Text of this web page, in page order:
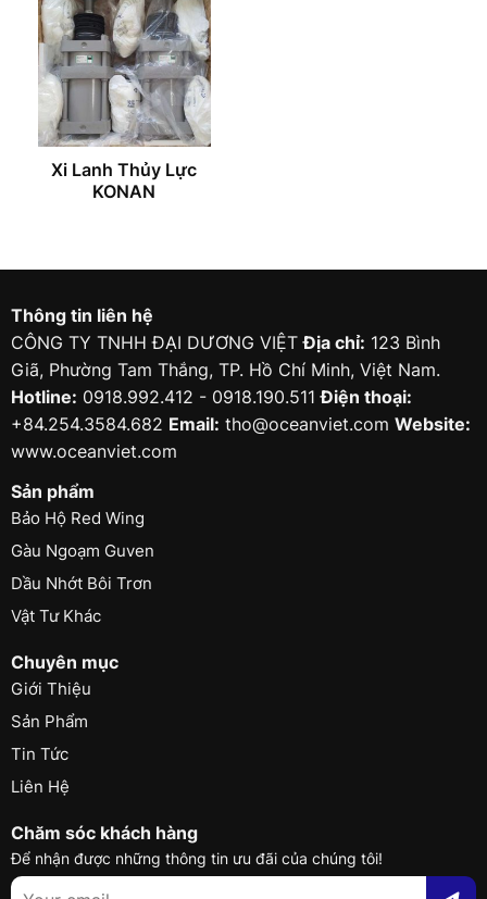
Xi Lanh Thủy Lực
KONAN
Thông tin liên hệ
CÔNG TY TNHH ĐẠI DƯƠNG VIỆTĐịa chỉ: 123 Bình
Giã, Phường Tam Thắng, TP. Hồ Chí Minh, Việt Nam.
Hotline: 0918.992.412 - 0918.190.511Điện thoại:
+84.254.3584.682 Email: tho@oceanviet.com Website:
www.oceanviet.com
Sản phẩm
Bảo Hộ Red Wing
Gàu Ngoạm Guven
Dầu Nhớt Bôi Trơn
Vật Tư Khác
Chuyên mục
Giới Thiệu
Sản Phẩm
Tin Tức
Liên Hệ
Chăm sóc khách hàng
Để nhận được những thông tin ưu đãi của chúng tôi!